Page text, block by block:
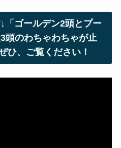
「ゴールデン2頭とプー
頭のわちゃわちゃが止
ひ、ご覧ください！